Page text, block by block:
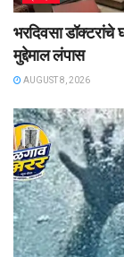
भरदिवसा डॉक्टरांचे
मुद्देमाल लंपास
AUGUST 8, 2026